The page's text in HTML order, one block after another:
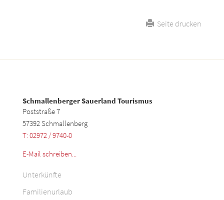
Seite drucken
Schmallenberger Sauerland Tourismus
Poststraße 7
57392 Schmallenberg
T: 02972 / 9740-0
E-Mail schreiben...
Unterkünfte
Familienurlaub